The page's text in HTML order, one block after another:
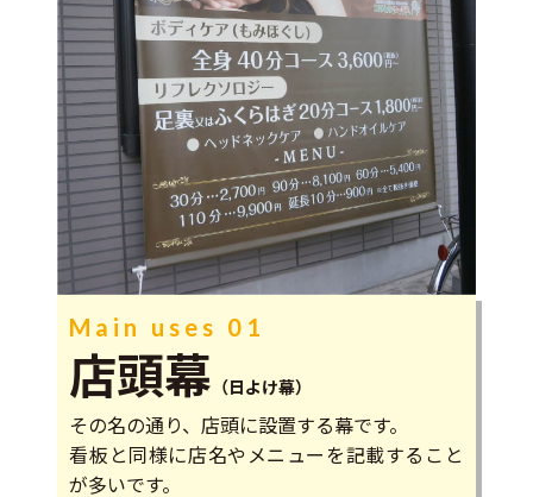
Main uses 01
店頭幕 （日よけ幕）
その名の通り、店頭に設置する幕です。
看板と同様に店名やメニューを記載すること
が多いです。